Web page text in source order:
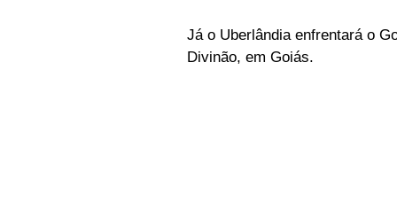
Já o Uberlândia enfrentará o
Divinão, em Goiás.